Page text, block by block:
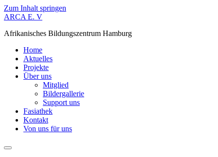
Zum Inhalt springen
ARCA E. V
Afrikanisches Bildungszentrum Hamburg
Home
Aktuelles
Projekte
Über uns
Mitglied
Bildergallerie
Support uns
Fasiathek
Kontakt
Von uns für uns